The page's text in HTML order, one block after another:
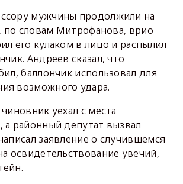
мужчины продолжили на
по словам Митрофанова, врио
его кулаком в лицо и распылил
Андреев сказал, что
баллончик использовал для
возможного удара.
уехал с места
а районный депутат вызвал
заявление о случившемся
освидетельствование увечий,